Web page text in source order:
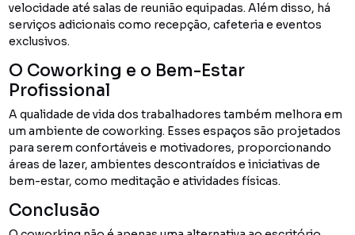
velocidade até salas de reunião equipadas. Além disso, há
serviços adicionais como recepção, cafeteria e eventos
exclusivos.
O Coworking e o Bem-Estar
Profissional
A qualidade de vida dos trabalhadores também melhora em
um ambiente de coworking. Esses espaços são projetados
para serem confortáveis e motivadores, proporcionando
áreas de lazer, ambientes descontraídos e iniciativas de
bem-estar, como meditação e atividades físicas.
Conclusão